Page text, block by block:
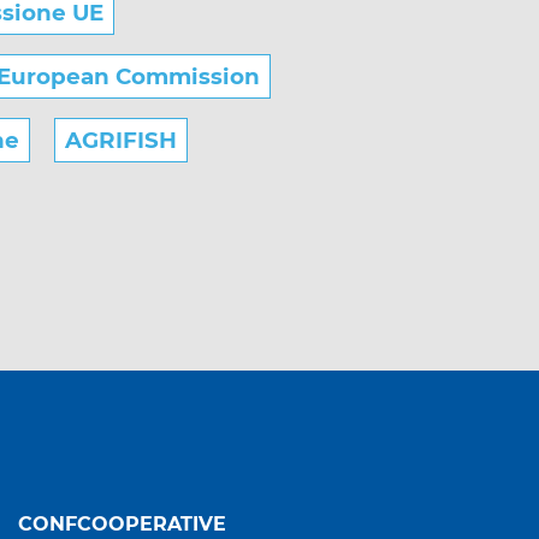
UE
Commission
AGRIFISH
CONFCOOPERATIVE